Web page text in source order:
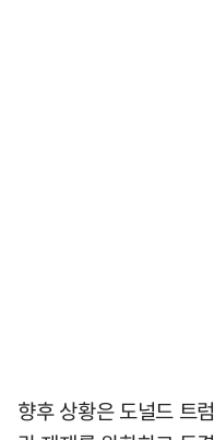
향후 상황은 도널드 트